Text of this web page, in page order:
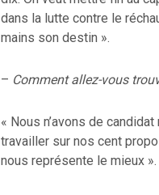
dans la lutte contre le
mains son destin ».
– Comment allez-vous
« Nous n’avons de
travailler sur nos cent
nous représente le mieux ».